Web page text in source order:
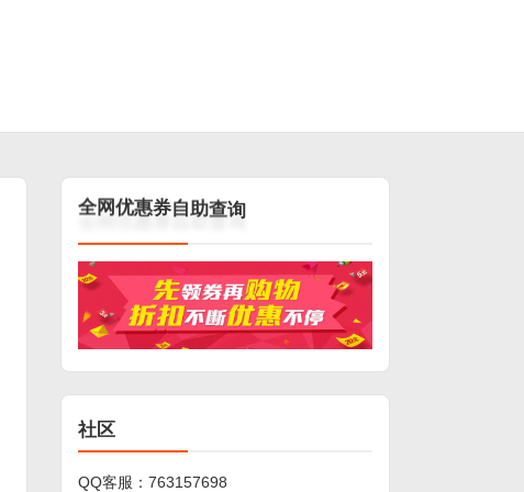
全网优惠券自助查询
社区
QQ客服： 763157698